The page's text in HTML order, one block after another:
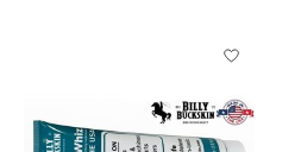
Articles du carrousel de produits